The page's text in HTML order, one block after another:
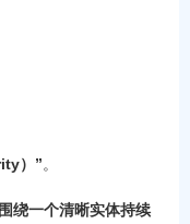
）”。
围绕一个清晰实体持续